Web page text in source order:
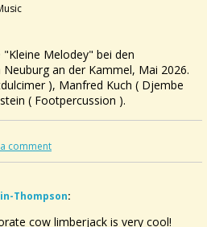
Melodey" bei den
an der Kammel, Mai 2026.
), Manfred Kuch ( Djembe
( Footpercussion ).
reichen. Er ist ein Verwandter
Musiker und Musikschriftsteller
seiner diatonischen
und intuitiv zu erlernen. Mit den
einfache Instrument nach
comment
Thompson:
cow limberjack is very cool!